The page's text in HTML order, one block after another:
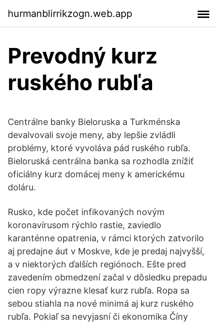
hurmanblirrikzogn.web.app
Prevodný kurz
ruského rubľa
Centrálne banky Bieloruska a Turkménska
devalvovali svoje meny, aby lepšie zvládli
problémy, ktoré vyvoláva pád ruského rubľa.
Bieloruská centrálna banka sa rozhodla znížiť
oficiálny kurz domácej meny k americkému
doláru.
Rusko, kde počet infikovaných novým
koronavírusom rýchlo rastie, zaviedlo
karanténne opatrenia, v rámci ktorých zatvorilo
aj predajne áut v Moskve, kde je predaj najvyšší,
a v niektorých ďalších regiónoch. Ešte pred
zavedením obmedzení začal v dôsledku prepadu
cien ropy výrazne klesať kurz rubľa. Ropa sa
sebou stiahla na nové minimá aj kurz ruského
rubľa. Pokiaľ sa nevyjasní či ekonomika Číny